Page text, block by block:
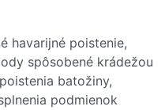
havarijné poistenie,
spôsobené krádežou
batožiny,
podmienok